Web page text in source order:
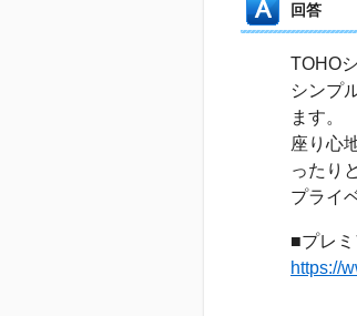
回答
TOHO
シンプ
ます。
座り心
ったり
プライ
■プレ
https://